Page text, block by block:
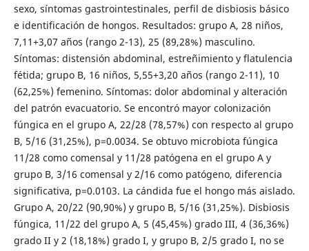
sexo, síntomas gastrointestinales, perfil de disbiosis básico
e identificación de hongos. Resultados: grupo A, 28 niños,
7,11+3,07 años (rango 2-13), 25 (89,28%) masculino.
Síntomas: distensión abdominal, estreñimiento y flatulencia
fétida; grupo B, 16 niños, 5,55+3,20 años (rango 2-11), 10
(62,25%) femenino. Síntomas: dolor abdominal y alteración
del patrón evacuatorio. Se encontró mayor colonización
fúngica en el grupo A, 22/28 (78,57%) con respecto al grupo
B, 5/16 (31,25%), p=0.0034. Se obtuvo microbiota fúngica
11/28 como comensal y 11/28 patógena en el grupo A y
grupo B, 3/16 comensal y 2/16 como patógeno, diferencia
significativa, p=0.0103. La cándida fue el hongo más aislado.
Grupo A, 20/22 (90,90%) y grupo B, 5/16 (31,25%). Disbiosis
fúngica, 11/22 del grupo A, 5 (45,45%) grado III, 4 (36,36%)
grado II y 2 (18,18%) grado I, y grupo B, 2/5 grado I, no se